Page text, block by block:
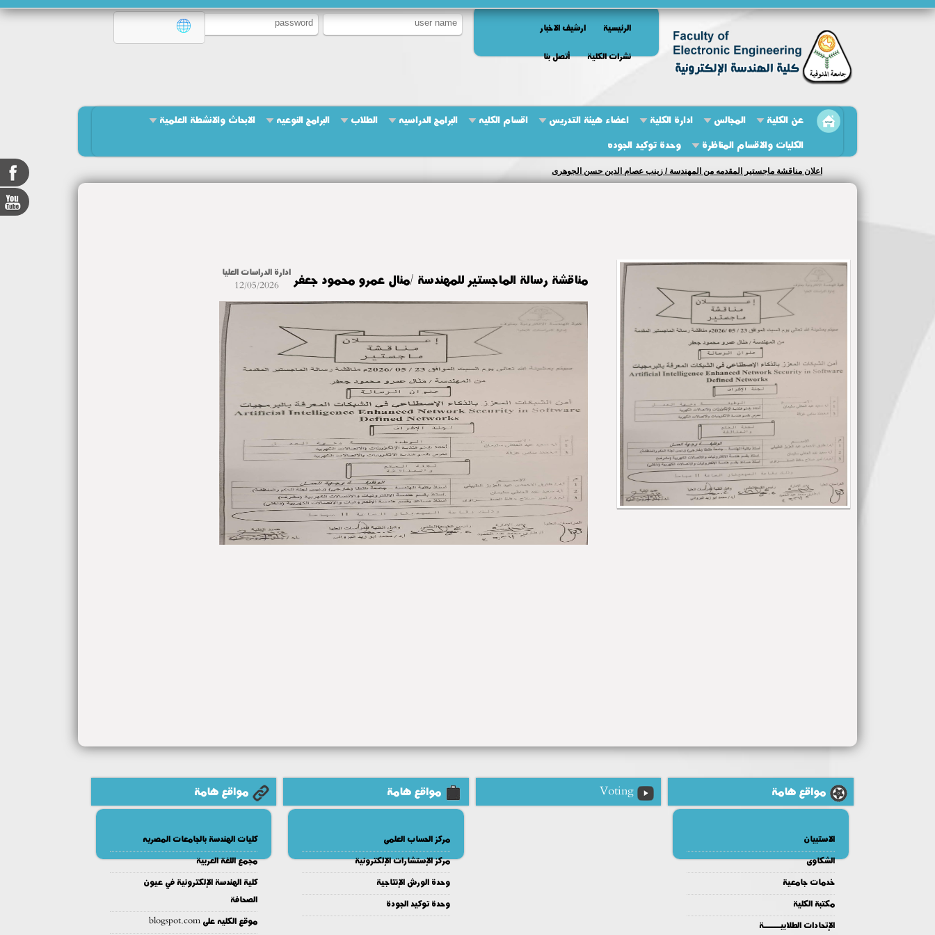
الرئيسية
ارشيف الاخبار
نشرات الكلية
أتصل بنا
عن الكلية المجالس ادارة الكلية اعضاء هيئة التدريس اقسام الكليه البرامج الدراسيه الطلاب البرامج النوعيه
الابحاث والانشطة العلمية
الكليات والاقسام المناظرة
وحدة توكيد الجوده
اعلان مناقشة ماجستير المقدمه من المهندسة / زينب عصام الدين حسن الجوهرى
مناقشة رسالة الماجستير للمهندسة /منال عمرو محمود جعفر ادارة الدراسات العليا
12/05/2026
مواقع هامة
الاستبيان
الشكاوى
خدمات جامعية
مكتبة الكلية
الإتحادات الطلابيــــــة
Voting مواقع هامة
مركز الحساب العلمى
مركز الإستشارات الإلكترونية
وحدة الورش الإنتاجية
وحدة توكيد الجودة
مواقع هامة
كليات الهندسة بالجامعات المصريه
مجمع اللغة العربية
كلية الهندسة الإلكترونية في عيون
الصحافة
موقع الكليه على blogspot.com